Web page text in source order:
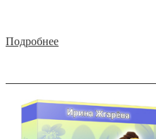
Подробнее